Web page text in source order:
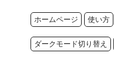
ホームページ 使い方
ダークモード切り替え